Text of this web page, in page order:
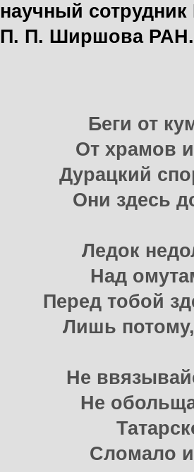
научный сотрудник
П. П. Ширшова РАН.
Беги от
От храмов
Дурацкий
Они здесь
Ледок
Над
Перед тобой
Лишь
Не
Не
Сломало